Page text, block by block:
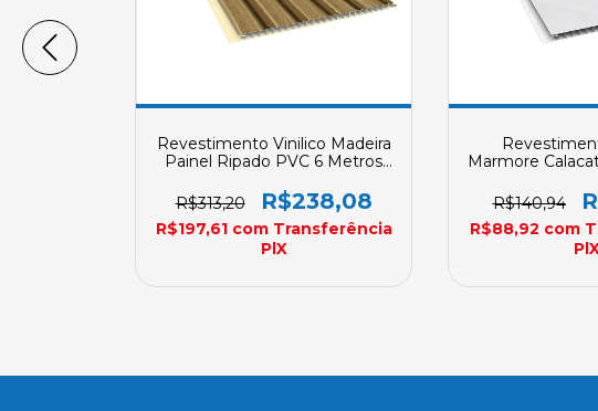
Revestimento Vinilico Madeira
Painel Ripado PVC 6 Metros
10mm Sob Encomenda
R$313,20 R$238,08
R$197,61 com Transferência
PlX
Marmore
REVID 250mm
R$140,94
R$88,92 com